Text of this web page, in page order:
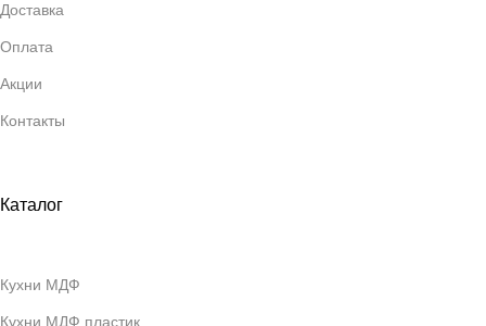
Доставка
Оплата
Акции
Контакты
Каталог
Кухни МДФ
Кухни МДФ пластик